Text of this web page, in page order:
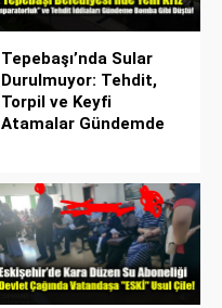
Tepebaşı’nda Sular
Durulmuyor: Tehdit,
Torpil ve Keyfi
Atamalar Gündemde